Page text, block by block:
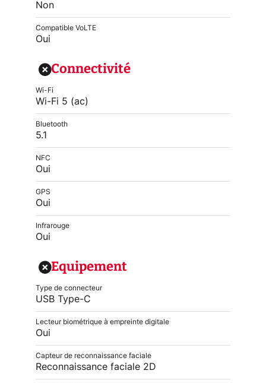
Non
Compatible VoLTE
Oui
Connectivité
Wi-Fi
Wi-Fi 5 (ac)
Bluetooth
5.1
NFC
Oui
GPS
Oui
Infrarouge
Oui
Equipement
Type de connecteur
USB Type-C
Lecteur biométrique à empreinte digitale
Oui
Capteur de reconnaissance faciale
Reconnaissance faciale 2D